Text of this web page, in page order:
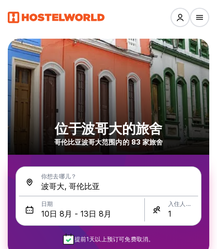
位于波哥大的旅舍
哥伦比亚波哥大范围内的 83 家旅舍
你想去哪儿？
日期 入住人数
提前1天以上预订可免费取消。